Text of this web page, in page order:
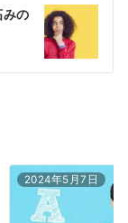
みの
2024年5月7日